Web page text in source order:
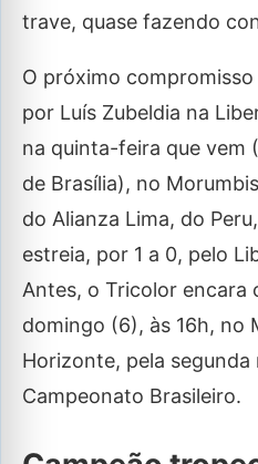
trave, quase fazendo
O próximo
por Luís Zubeldia na
na quinta-feira que vem
de Brasília), no
do Alianza Lima, do
estreia, por 1 a 0, pelo
Antes, o Tricolor encara
domingo (6), às 16h, no
Horizonte, pela segunda
Campeonato Brasileiro.